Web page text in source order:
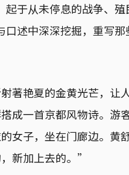
起于从未停息的战争、
口述中深深挖掘，重写
著艳夏的金黄光芒，
成一首京都风物诗。游
女子，坐在门廊边。
新加上去的。”